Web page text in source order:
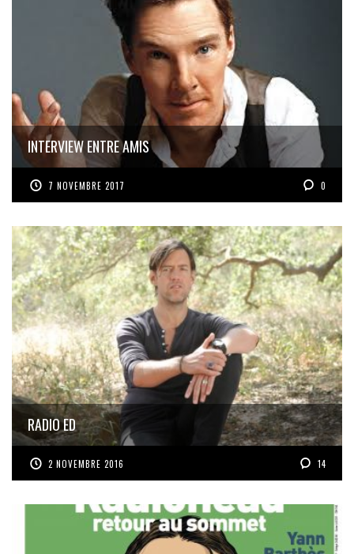
INTERVIEW ENTRE AMIS
7 NOVEMBRE 2017 0
RADIO ED
2 NOVEMBRE 2016 14